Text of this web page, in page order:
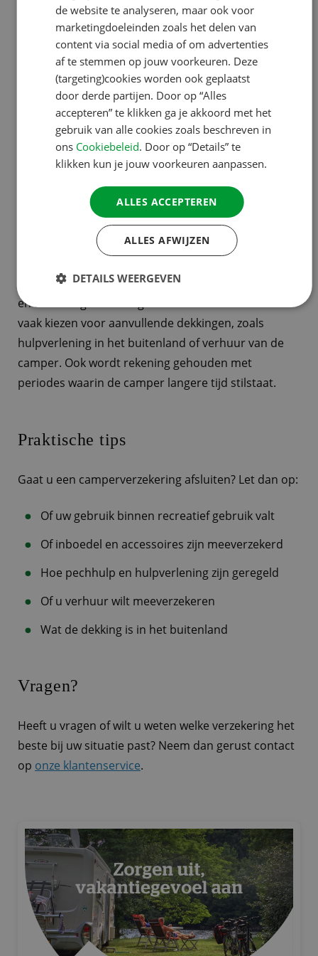
Bij een autoverzekering is dit beperkt of niet
specifiek meeverzekerd.
2. Premie is vaak lager
Campers rijden gemiddeld minder kilometers per
jaar. Omdat het risico daardoor lager is en ook enkel
recreatief gebruik verzekerd is, is de premie van een
camperverzekering in veel gevallen lager dan die van
een autoverzekering.
4. Gebruik en flexibiliteit
Een camperverzekering sluit beter aan op recreatief
en seizoensgebonden gebruik. Daarnaast kunt u
vaak kiezen voor aanvullende dekkingen, zoals
hulpverlening in het buitenland of verhuur van de
camper. Ook wordt rekening gehouden met
periodes waarin de camper langere tijd stilstaat.
Praktische tips
Gaat u een camperverzekering afsluiten? Let dan op:
Of uw gebruik binnen recreatief gebruik valt
Of inboedel en accessoires zijn meeverzekerd
Hoe pechhulp en hulpverlening zijn geregeld
Of u verhuur wilt meeverzekeren
Wat de dekking is in het buitenland
Vragen?
Heeft u vragen of wilt u weten welke verzekering het
beste bij uw situatie past? Neem dan gerust contact
op onze klantenservice.
GERMAN
ITALIAN
SWEDISH
de website te analyseren, maar ook voor
marketingdoeleinden zoals het delen van
content via social media of om advertenties
af te stemmen op jouw voorkeuren. Deze
(targeting)cookies worden ook geplaatst
door derde partijen. Door op “Alles
accepteren” te klikken ga je akkoord met het
gebruik van alle cookies zoals beschreven in
ons Cookiebeleid. Door op “Details” te
klikken kun je jouw voorkeuren aanpassen.
ALLES ACCEPTEREN
ALLES AFWIJZEN
DETAILS WEERGEVEN